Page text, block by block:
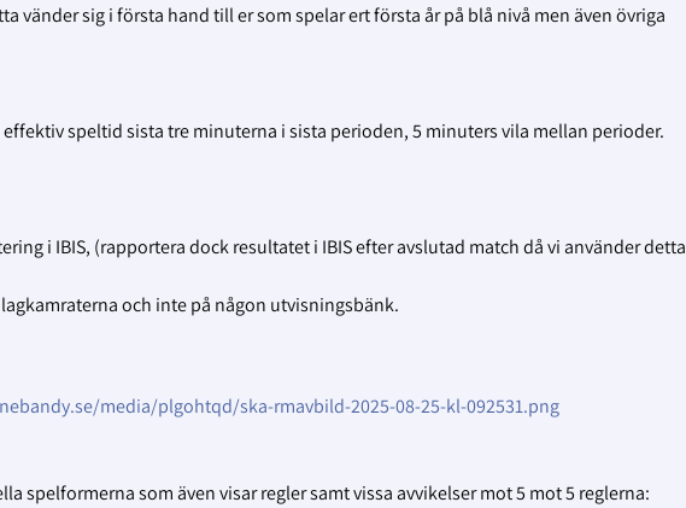
sig i första hand till er som spelar ert första år på blå nivå men även övriga
speltid sista tre minuterna i sista perioden, 5 minuters vila mellan perioder.
i IBIS, (rapportera dock resultatet i IBIS efter avslutad match då vi använder detta
och inte på någon utvisningsbänk.
media/plgohtqd/ska-rmavbild-2025-08-25-kl-092531.png
spelformerna som även visar regler samt vissa avvikelser mot 5 mot 5 reglerna: